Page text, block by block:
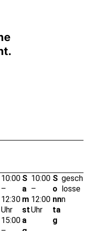
10:00
–
12:30
Uhr
15:00
S
a
m
st
a
10:00
–
12:00
Uhr
S
o
nn
ta
g
gesch
losse
n